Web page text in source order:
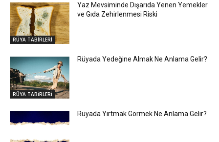
RÜYA TABİRLERİ
Yaz Mevsiminde Dışarıda Yenen Yemekler
ve Gıda Zehirlenmesi Riski
RÜYA TABİRLERİ
Rüyada Yedeğine Almak Ne Anlama Gelir?
Rüyada Yırtmak Görmek Ne Anlama Gelir?